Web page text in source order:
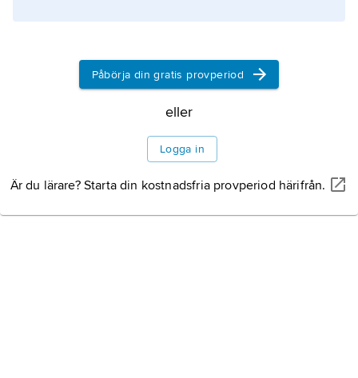
Information om artikeln
Påbörja din gratis provperiod
eller
Logga in
Är du lärare? Starta din kostnadsfria provperiod härifrån.